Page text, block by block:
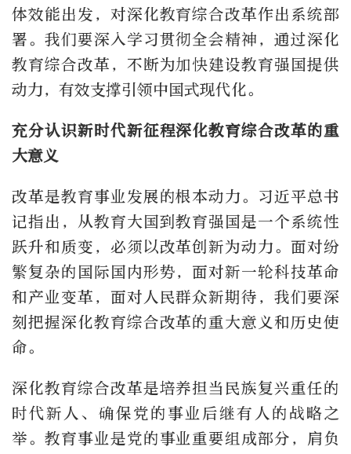
体效能出发，对深化教育综合改革作出系统部
署。我们要深入学习贯彻全会精神，通过深化
教育综合改革，不断为加快建设教育强国提供
动力，有效支撑引领中国式现代化。
充分认识新时代新征程深化教育综合改革的重
大意义
改革是教育事业发展的根本动力。习近平总书
记指出，从教育大国到教育强国是一个系统性
跃升和质变，必须以改革创新为动力。面对纷
繁复杂的国际国内形势，面对新一轮科技革命
和产业变革，面对人民群众新期待，我们要深
刻把握深化教育综合改革的重大意义和历史使
命。
深化教育综合改革是培养担当民族复兴重任的
时代新人、确保党的事业后继有人的战略之
举。教育事业是党的事业重要组成部分，肩负